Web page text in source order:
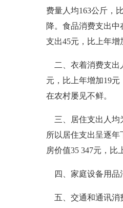
费量人均163公斤，
降。食品消费支出中
支出45元，比上年
二、衣着消费支出
元，比上年增加19
在农村屡见不鲜。
三、居住支出人均
所以居住支出呈逐
房价值35 347元，比
四、家庭设备用品
五、交通和通讯消